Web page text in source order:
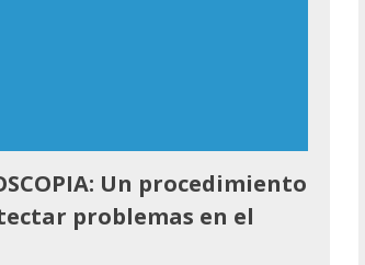
Un procedimiento
problemas en el